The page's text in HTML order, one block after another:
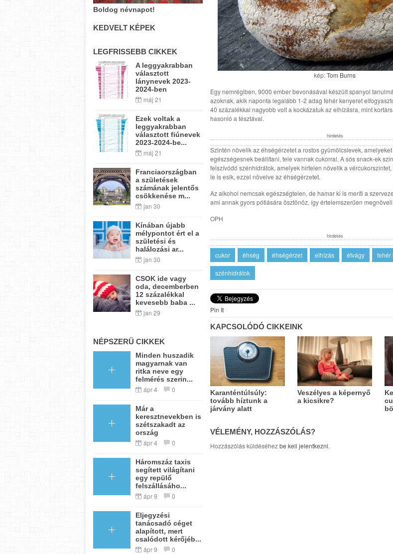
kép:Tom Burns
Egy nemrégiben, 9000 ember bevonásával készült spanyol
azoknak, akik naponta legalább 1-2 adag fehér kenyeret
40 százalékkal nagyobb volt a kockázatuk az elhízásra, mint
hasonló a tésztával.
hirdetés
Szintén növelik az éhségérzetet a rostos gyümölcslevek,
egészségesnek beállítani, tele vannak cukorral. A sós snack-ek
felszívódó szénhidrátok, amelyek hirtelen növelik a
le is esik, ezzel növelve az éhségérzetet.
Az alkohol nemcsak egészségtelen, de hamar ki is meríti a
ami annak gyors pótlására ösztönöz, így értelemszerűen
OPH
hirdetés
cukor éhség éhségérzet elhízás étvágy fehér
szénhidrátok
Pin It
KAPCSOLÓDÓ CIKKEINK
Karanténtúlsúly:
tovább híztunk a
járvány alatt
Veszélyes a képernyő
a kicsikre?
VÉLEMÉNY, HOZZÁSZÓLÁS?
Hozzászólás küldéséhezbe kell jelentkezni.
Boldog névnapot!
KEDVELT KÉPEK
LEGFRISSEBB CIKKEK
A leggyakrabban
választott
lánynevek 2023-
2024-ben
máj 21
Ezek voltak a
leggyakrabban
választott fiúnevek
2023-2024-be...
máj 21
Franciaországban
a születések
számának jelentős
csökkenése m...
jan 30
Kínában újabb
mélypontot ért el a
születési és
halálozási ar...
jan 30
CSOK ide vagy
oda, decemberben
12 százalékkal
kevesebb baba ...
jan 29
NÉPSZERŰ CIKKEK
Minden huszadik
magyarnak van
ritka neve egy
felmérés szerin...
ápr 4 0
Már a
keresztnevekben is
szétszakadt az
ország
ápr 4 0
Háromszáz taxis
segített világítani
egy repülő
felszállásáho...
ápr 9 0
Eljegyzési
tanácsadó céget
alapított, mert
csalódott kérőjéb...
ápr 9 0